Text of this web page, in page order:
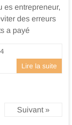
es entrepreneur,
des erreurs
a payé
Lire la suite
Suivant »